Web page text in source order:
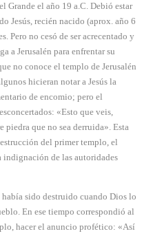
Grande el año 19 a.C. Debió estar
Jesús, recién nacido (aprox. año 6
Pero no cesó de ser acrecentado y
a Jerusalén para enfrentar su
no conoce el templo de Jerusalén
hicieran notar a Jesús la
de encomio; pero el
«Esto que veis,
piedra que no sea derruida». Esta
del primer templo, el
indignación de las autoridades
sido destruido cuando Dios lo
En ese tiempo correspondió al
hacer el anuncio profético: «Así